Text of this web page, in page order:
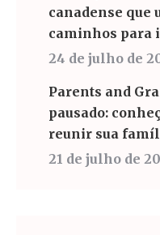
canadense que
caminhos para
24 de julho de
Parents and
pausado:
reunir sua
21 de julho de